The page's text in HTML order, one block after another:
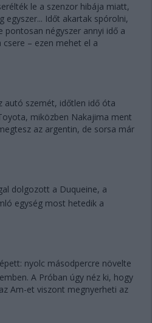
le a szenzor hibája miatt,
egyszer... Időt akartak spórolni,
pontosan négyszer annyi idő a
– ezen mehet el a
autó szemét, időtlen idő óta
miközben Nakajima ment
az argentin, de sorsa már
dolgozott a Duqueine, a
egység most hetedik a
nyolc másodpercre növelte
A Próban úgy néz ki, hogy
Am-et viszont megnyerheti az